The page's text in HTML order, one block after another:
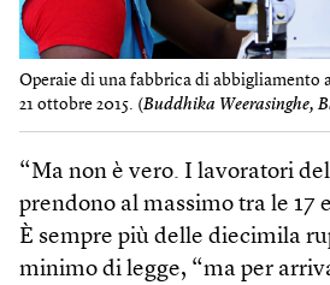
Operaie di una fabbrica di abbigliamento
21 ottobre 2015. (Buddhika Weerasinghe,
“Ma non è vero. I lavoratori
prendono al massimo tra le 17
È sempre più delle diecimila
minimo di legge, “ma per